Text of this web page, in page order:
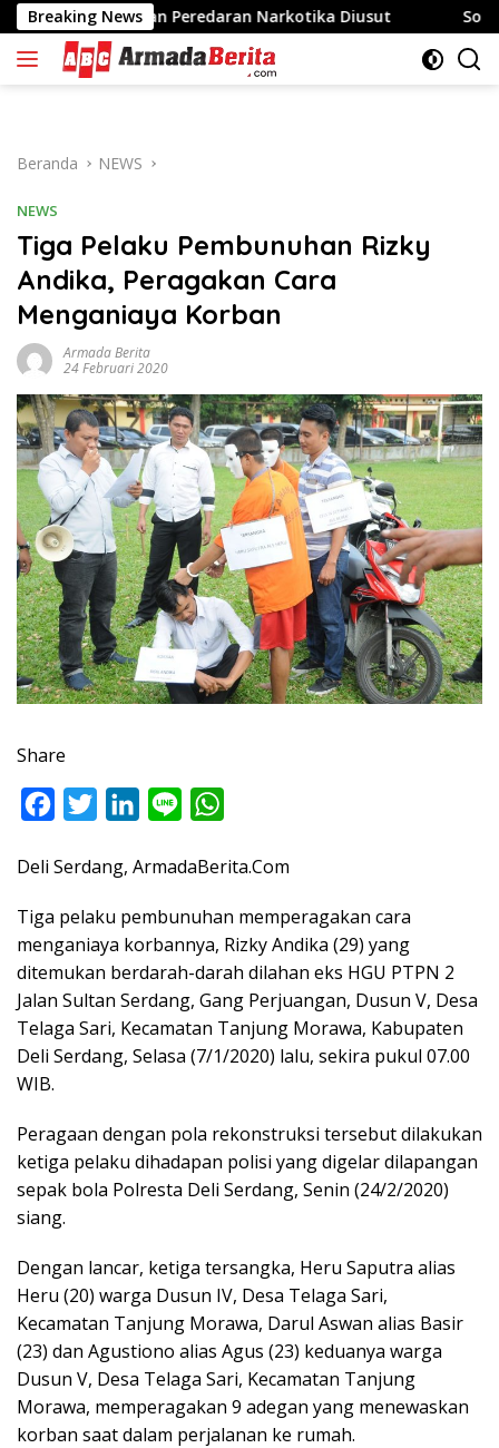
Langsung
ke
konten
Breaking News
Peredaran Narkotika Diusut Sofyan Tan:
Beranda NEWS
NEWS
Tiga Pelaku Pembunuhan Rizky
Andika, Peragakan Cara
Menganiaya Korban
Armada Berita
24 Februari 2020
Share
c
b
o
o
k
i
t
t
e
r
n
e
d
I
n
n
a
s
A
p
p
Deli Serdang, ArmadaBerita.Com
Tiga pelaku pembunuhan memperagakan cara
menganiaya korbannya, Rizky Andika (29) yang
ditemukan berdarah-darah dilahan eks HGU PTPN 2
Jalan Sultan Serdang, Gang Perjuangan, Dusun V, Desa
Telaga Sari, Kecamatan Tanjung Morawa, Kabupaten
Deli Serdang, Selasa (7/1/2020) lalu, sekira pukul 07.00
WIB.
Peragaan dengan pola rekonstruksi tersebut dilakukan
ketiga pelaku dihadapan polisi yang digelar dilapangan
sepak bola Polresta Deli Serdang, Senin (24/2/2020)
siang.
Dengan lancar, ketiga tersangka, Heru Saputra alias
Heru (20) warga Dusun IV, Desa Telaga Sari,
Kecamatan Tanjung Morawa, Darul Aswan alias Basir
(23) dan Agustiono alias Agus (23) keduanya warga
Dusun V, Desa Telaga Sari, Kecamatan Tanjung
Morawa, memperagakan 9 adegan yang menewaskan
korban saat dalam perjalanan ke rumah.